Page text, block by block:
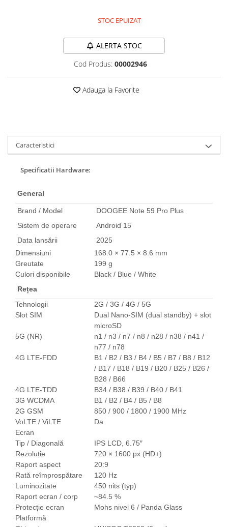
Roboți Curătenie
Uscătoare Haine
Lăzi Frigorifice
Coșuri de gunoi
Uscătoare de Păr
Plăci de Îndreptat Părul
SPA
CASA, GRADINA SI BRICOLAJ
Sigurante inteligente
Camere de supraveghere
Climatizare
Purificatoare
Power Station
Seturi de duș
PET SHOP
Hrănitoare Inteligente
Accesorii Litiere
ALTI PRODUCATORI
Produse Ulefone
Telefoane Mobile Ulefone
Tablete Ulefone
Casti Audio Ulefone
Huse protectie Ulefone
Produse Doogee
Telefoane Mobile Doogee
STOC EPUIZAT
ALERTA STOC
Cod Produs: 00002946
Adauga la Favorite
Caracteristici
Specificatii Hardware:
General
Brand / Model
DOOGEE Note 59 Pro Plus
Sistem de operare
Android 15
Data lansării
2025
Dimensiuni
168.0 × 77.5 × 8.6 mm
Greutate
199 g
Culori disponibile
Black / Blue / White
Rețea
Tehnologii
2G / 3G / 4G / 5G
Slot SIM
Dual Nano-SIM (dual standby) + slot
microSD
5G (NR)
n1 / n3 / n7 / n8 / n28 / n38 / n41 /
n77 / n78
4G LTE-FDD
B1 / B2 / B3 / B4 / B5 / B7 / B8 / B12
/ B17 / B18 / B19 / B20 / B25 / B26 /
B28 / B66
4G LTE-TDD
B34 / B38 / B39 / B40 / B41
3G WCDMA
B1 / B2 / B4 / B5 / B8
2G GSM
850 / 900 / 1800 / 1900 MHz
VoLTE / ViLTE
Da
Ecran
Tip / Diagonală
IPS LCD, 6.75″
Rezoluție
720 × 1600 px (HD+)
Raport aspect
20:9
Rată reîmprospătare
120 Hz
Luminozitate
450 nits (typ)
Raport ecran / corp
~84.5 %
Protecție ecran
Mohs nivel 6 / Panda Glass
Platformă